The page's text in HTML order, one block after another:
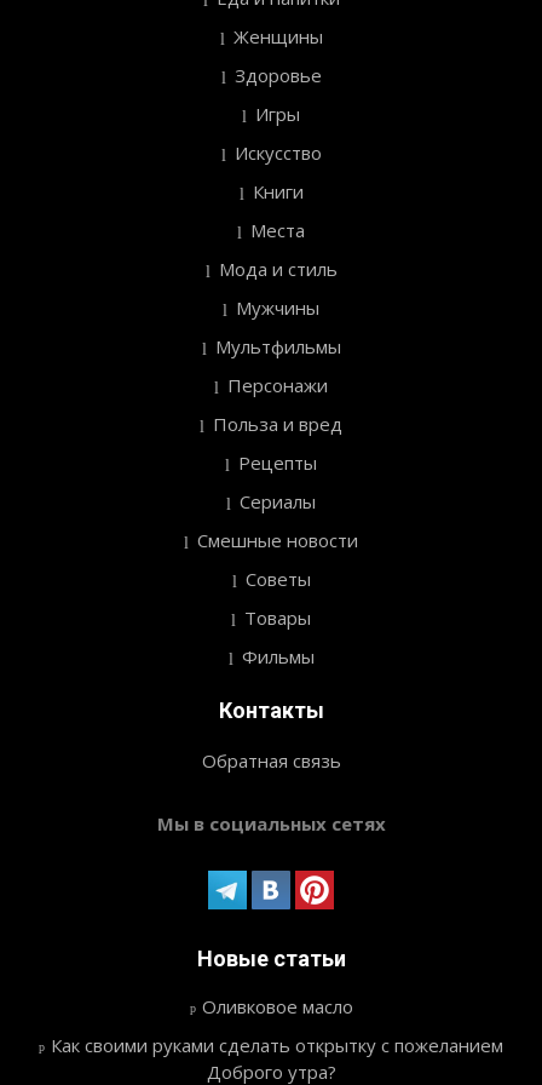
Женщины
Здоровье
Игры
Искусство
Книги
Места
Мода и стиль
Мужчины
Мультфильмы
Персонажи
Польза и вред
Рецепты
Сериалы
Смешные новости
Советы
Товары
Фильмы
Контакты
Обратная связь
Мы в социальных сетях
Новые статьи
Оливковое масло
Как своими руками сделать открытку с пожеланием
Доброго утра?